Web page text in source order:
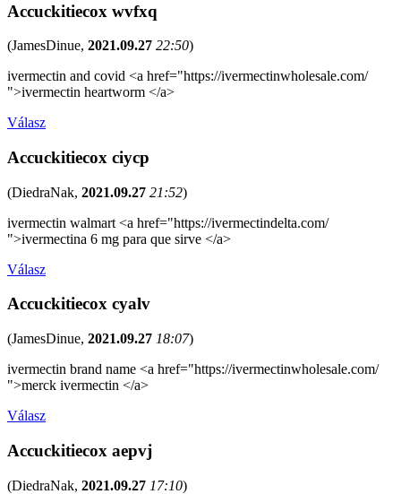
Accuckitiecox wvfxq
(JamesDinue, 2021.09.27 22:50)
ivermectin and covid <a href="https://ivermectinwholesale.com/
">ivermectin heartworm </a>
Válasz
Accuckitiecox ciycp
(DiedraNak, 2021.09.27 21:52)
ivermectin walmart <a href="https://ivermectindelta.com/
">ivermectina 6 mg para que sirve </a>
Válasz
Accuckitiecox cyalv
(JamesDinue, 2021.09.27 18:07)
ivermectin brand name <a href="https://ivermectinwholesale.com/
">merck ivermectin </a>
Válasz
Accuckitiecox aepvj
(DiedraNak, 2021.09.27 17:10)